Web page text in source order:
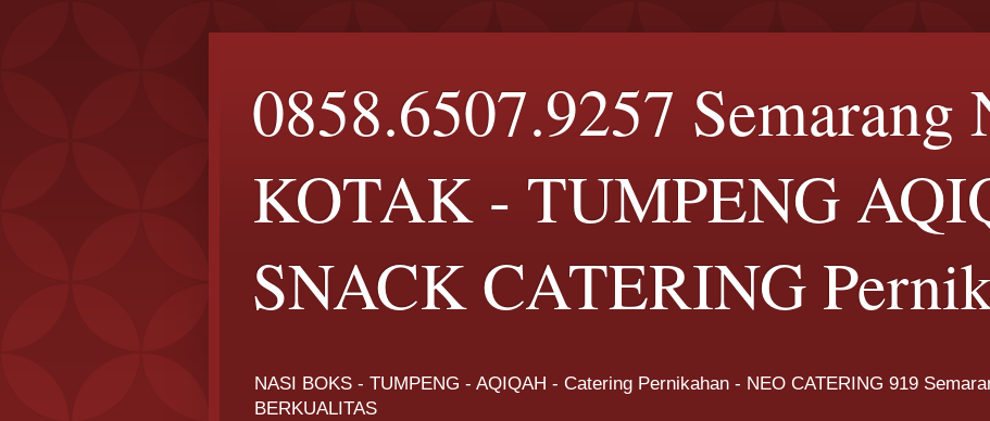
0858.6507.9257 Semarang
KOTAK - TUMPENG
SNACK CATERING
NASI BOKS - TUMPENG - AQIQAH - Catering Pernikahan - NEO CATERING 919
BERKUALITAS